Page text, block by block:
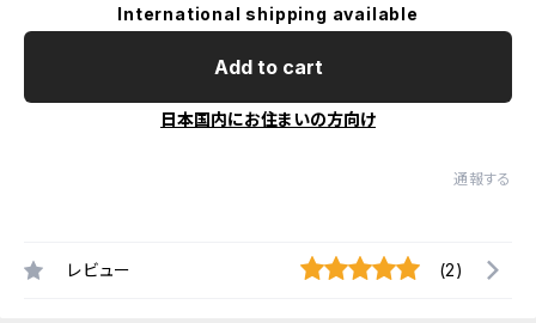
International shipping available
Add to cart
日本国内にお住まいの方向け
通報する
レビュー (2)